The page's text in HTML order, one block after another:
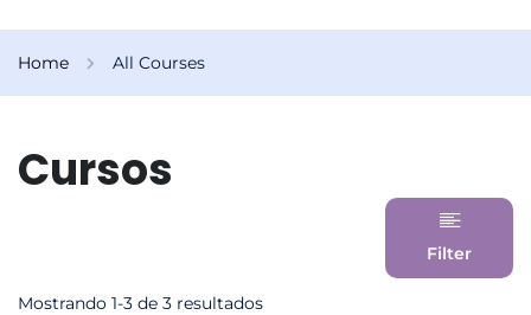
Home All Courses
Cursos
Filter
Mostrando 1-3 de 3 resultados